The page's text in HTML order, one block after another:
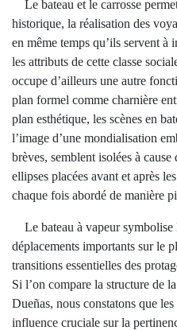
Le bateau et le carrosse
historique, la réalisation des
en même temps qu’ils servent à
les attributs de cette classe
occupe d’ailleurs une autre
plan formel comme charnière
plan esthétique, les scènes en
l’image d’une mondialisation
brèves, semblent isolées à
ellipses placées avant et après
chaque fois abordé de manière
Le bateau à vapeur
déplacements importants sur le
transitions essentielles des
Si l’on compare la structure de
Dueñas, nous constatons que
influence cruciale sur la